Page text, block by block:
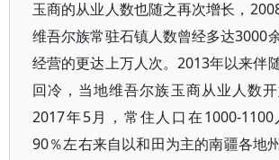
玉商的从业人数也随之再次增长，
维吾尔族常驻石镇人数曾经多达3000
经营的更达上万人次。2013年以来伴
回冷，当地维吾尔族玉商从业人数
2017年5月，常住人口在1000-
90％左右来自以和田为主的南疆各地